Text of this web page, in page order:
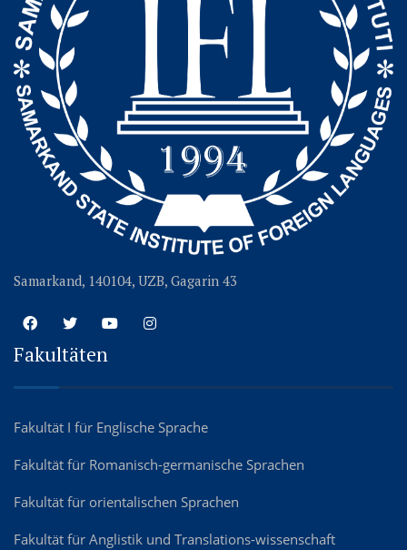
Samarkand, 140104, UZB, Gagarin 43
Fakultäten
Fakultät I für Englische Sprache
Fakultät für Romanisch-germanische Sprachen
Fakultät für orientalischen Sprachen
Fakultät für Anglistik und Translations-wissenschaft